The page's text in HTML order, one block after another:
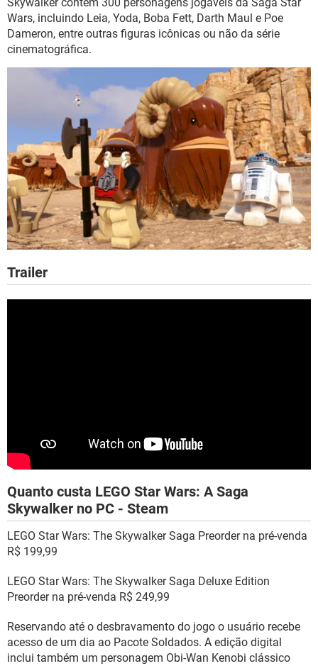
Skywalker contém 300 personagens jogáveis da Saga Star
Wars, incluindo Leia, Yoda, Boba Fett, Darth Maul e Poe
Dameron, entre outras figuras icônicas ou não da série
cinematográfica.
Trailer
Quanto custa LEGO Star Wars: A Saga
Skywalker no PC - Steam
LEGO Star Wars: The Skywalker Saga Preorder na pré-venda
R$ 199,99
LEGO Star Wars: The Skywalker Saga Deluxe Edition
Preorder na pré-venda R$ 249,99
Reservando até o desbravamento do jogo o usuário recebe
acesso de um dia ao Pacote Soldados. A edição digital
inclui também um personagem Obi-Wan Kenobi clássico